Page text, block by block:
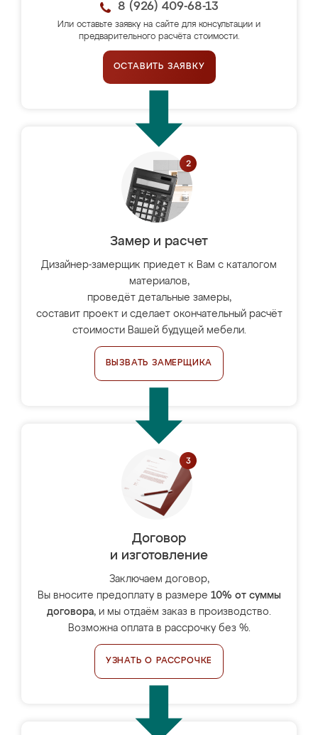
8 (926) 409-68-13
Или оставьте заявку на сайте для консультации и
предварительного расчёта стоимости.
ОСТАВИТЬ ЗАЯВКУ
Замер и расчет
Дизайнер-замерщик приедет к Вам с каталогом
материалов,
проведёт детальные замеры,
составит проект и сделает окончательный расчёт
стоимости Вашей будущей мебели.
ВЫЗВАТЬ ЗАМЕРЩИКА
Договор
и изготовление
Заключаем договор,
Вы вносите предоплату в размере 10% от суммы
договора, и мы отдаём заказ в производство.
Возможна оплата в рассрочку без %.
УЗНАТЬ О РАССРОЧКЕ